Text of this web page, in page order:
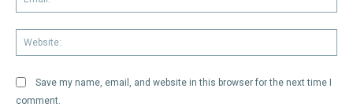
Save my name, email, and website in this browser for the next time I
comment.